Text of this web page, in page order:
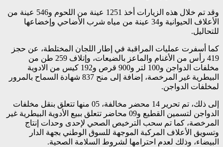
وقد تم خلال هذه الزيارات أخذ 1251 عينة من اللحوم و546 عينة من
الأعلاف الحيوانية و34 عينة من مياه شرب الأضاحي وإخضاعها
للتحاليل.
كما أسفرت عمليات المراقبة في إطار اللجان المختلطة، عن حجز
419 رأس من الأغنام والماعز بالضيعات، وإتلاف 259 طن من
مخلفات الدواجن و100 لتر و900 قرص و192 كيس من الادوية
البيطرية غير المرخصة، إضافة إلى منح 837 شهادة السماح بالمرور
لمخلفات الدواجن.
إلى ذلك، تم تحرير 14 محضر مخالفة، 05 منها تتعلق بنقل مخلفات
الدواجن لتسمين القطيع و09 محاضر تتعلق ببيع الأدوية البيطرية غير
المرخصة، كما تم سحب الترخيص الصحي لإحدى وحدات إنتاج
وتسويق الأعلاف المركبة الموجهة للسوق الوطني بجهة الدار
البيضاء، وذلك لعدم احترامها لشروط السلامة الصحية.